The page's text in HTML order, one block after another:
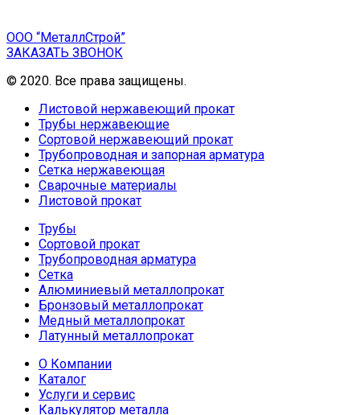
ООО “МеталлСтрой”
ЗАКАЗАТЬ ЗВОНОК
© 2020. Все права защищены.
Листовой нержавеющий прокат
Трубы нержавеющие
Сортовой нержавеющий прокат
Трубопроводная и запорная арматура
Сетка нержавеющая
Сварочные материалы
Листовой прокат
Трубы
Сортовой прокат
Трубопроводная арматура
Сетка
Алюминиевый металлопрокат
Бронзовый металлопрокат
Медный металлопрокат
Латунный металлопрокат
О Компании
Каталог
Услуги и сервис
Калькулятор металла